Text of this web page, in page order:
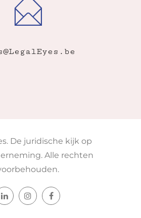
De juridische kijk op
Alle rechten